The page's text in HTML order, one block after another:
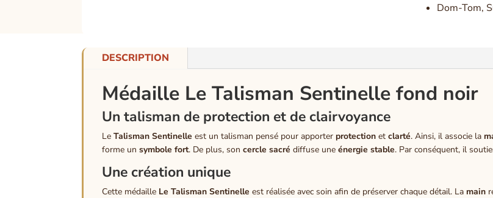
Dom-Tom,
DESCRIPTION
Médaille Le Talisman Sentinelle fond noir
Un talisman de protection et de clairvoyance
LeTalisman Sentinelle est un talisman pensé pour apporter protection etclarté. Ainsi, il associe la
forme unsymbole fort. De plus, soncercle sacré diffuse uneénergie stable. Par conséquent, il
Une création unique
Cette médaille Le Talisman Sentinelle est réalisée avec soin afin de préserver chaque détail. La main